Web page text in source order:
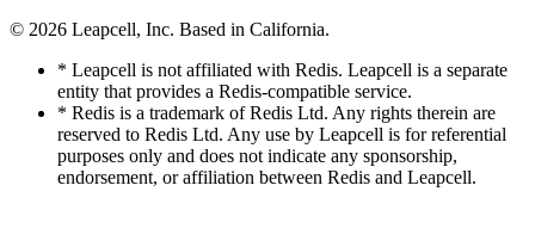
© 2026 Leapcell, Inc. Based in California.
* Leapcell is not affiliated with Redis. Leapcell is a separate
entity that provides a Redis-compatible service.
* Redis is a trademark of Redis Ltd. Any rights therein are
reserved to Redis Ltd. Any use by Leapcell is for referential
purposes only and does not indicate any sponsorship,
endorsement, or affiliation between Redis and Leapcell.